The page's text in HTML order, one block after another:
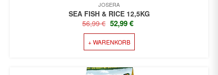
JOSERA
SEA FISH & RICE 12,5KG
56,99€ URSPRÜNGLICHER
PREIS
WAR:
56,99 €
52,99€
+ WARENKORB